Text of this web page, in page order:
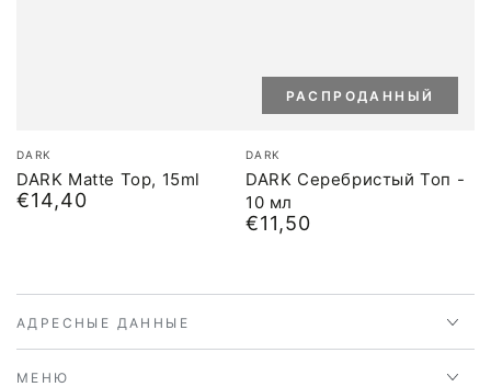
Бренд:
DARK
DARK Matte Top, 15ml
Обычная
€14,40
Бренд:
DARK
DARK Серебристый Топ -
10 мл
Обычная
€11,50
РАСПРОДАННЫЙ
АДРЕСНЫЕ ДАННЫЕ
МЕНЮ